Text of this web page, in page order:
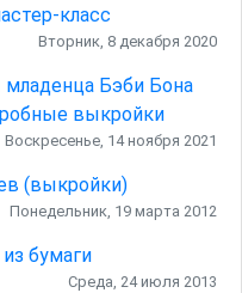
класс
Вторник, 8 декабря 2020
Бэби Бона
выкройки
Воскресенье, 14 ноября 2021
(выкройки)
Понедельник, 19 марта 2012
бумаги
Среда, 24 июля 2013